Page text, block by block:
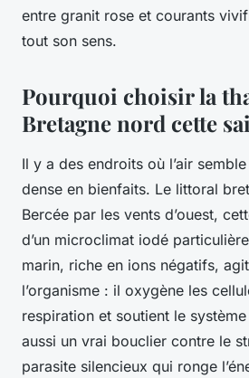
entre granit rose et courants
tout son sens.
Pourquoi choisir la
Bretagne nord cette
Il y a des endroits où l’air
dense en bienfaits. Le littoral
Bercée par les vents d’ouest,
d’un microclimat iodé
marin, riche en ions négatifs,
l’organisme : il oxygène les
respiration et soutient le système
aussi un vrai bouclier contre le
parasite silencieux qui ronge